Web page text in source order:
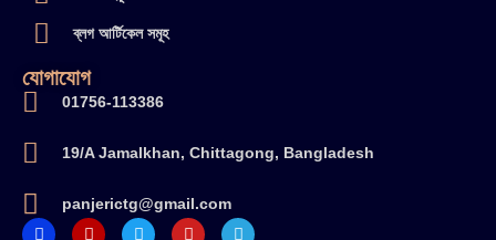
ব্লগ আর্টিকেল সমূহ
যোগাযোগ
01756-113386
19/A Jamalkhan, Chittagong, Bangladesh
panjerictg@gmail.com